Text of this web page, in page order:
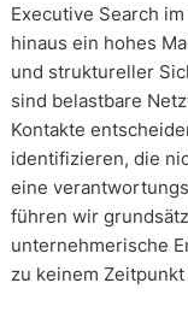
Executive Search
hinaus ein hohes
und struktureller
sind belastbare
Kontakte
identifizieren, die
eine
führen wir
unternehmerische
zu keinem